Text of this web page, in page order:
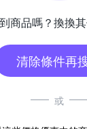
商品嗎？換換其
清除條件再
或